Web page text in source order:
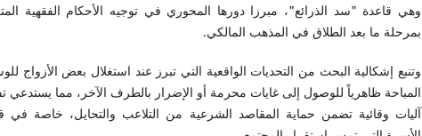
وهي قاعدة "سد الذرائع"، مبرزا دورها المحوري في توجيه الأحكام الفقهية
بمرحلة ما بعد الطلاق في المذهب المالكي.
وتنبع إشكالية البحث من التحديات الواقعية التي تبرز عند استغلال بعض الأزواج
المباحة ظاهرياً للوصول إلى غايات محرمة أو الإضرار بالطرف الآخر، مما يستدعي
آليات وقائية تضمن حماية المقاصد الشرعية من التلاعب والتحايل، خاصة في